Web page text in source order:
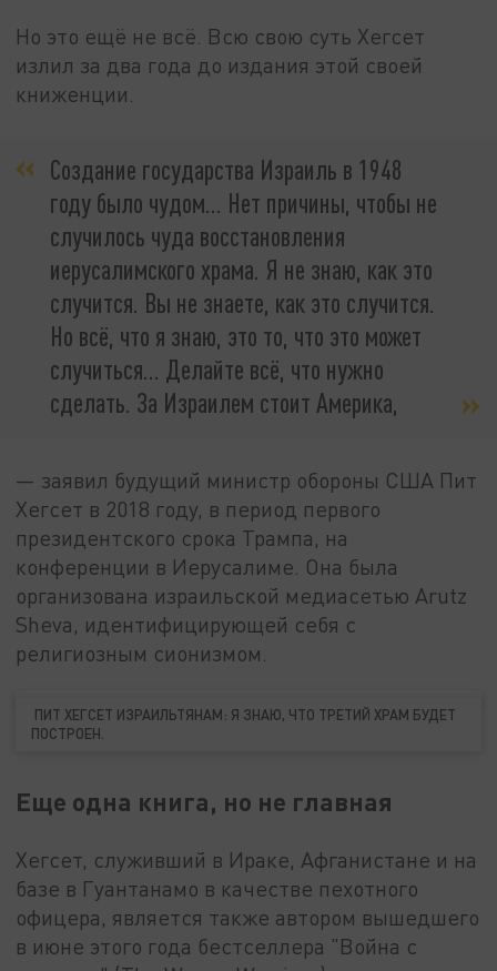
Но это ещё не всё. Всю свою суть Хегсет
излил за два года до издания этой своей
книженции.
Создание государства Израиль в 1948
году было чудом… Нет причины, чтобы не
случилось чуда восстановления
иерусалимского храма. Я не знаю, как это
случится. Вы не знаете, как это случится.
Но всё, что я знаю, это то, что это может
случиться… Делайте всё, что нужно
сделать. За Израилем стоит Америка,
— заявил будущий министр обороны США Пит
Хегсет в 2018 году, в период первого
президентского срока Трампа, на
конференции в Иерусалиме. Она была
организована израильской медиасетью Arutz
Sheva, идентифицирующей себя с
религиозным сионизмом.
ПИТ ХЕГСЕТ ИЗРАИЛЬТЯНАМ: Я ЗНАЮ, ЧТО ТРЕТИЙ ХРАМ БУДЕТ
ПОСТРОЕН.
Еще одна книга, но не главная
Хегсет, служивший в Ираке, Афганистане и на
базе в Гуантанамо в качестве пехотного
офицера, является также автором вышедшего
в июне этого года бестселлера "Война с